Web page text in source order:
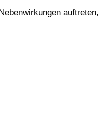
auftreten,